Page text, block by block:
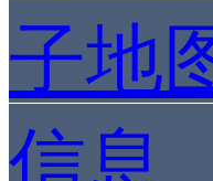
子地
信息